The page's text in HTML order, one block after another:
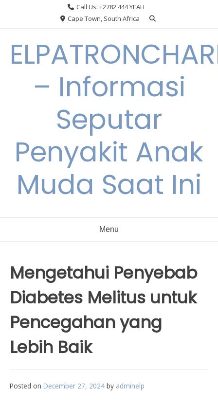
Call Us: +2782 444 YEAH
Cape Town, South Africa
– Informasi
Seputar
Penyakit Anak
Muda Saat Ini
Menu
Mengetahui Penyebab
Diabetes Melitus untuk
Pencegahan yang
Lebih Baik
Posted on December 27, 2024 by adminelp